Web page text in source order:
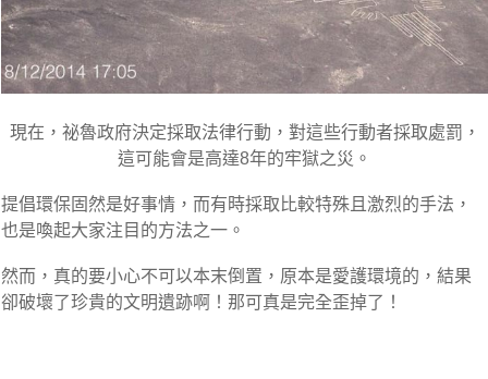
現在，祕魯政府決定採取法律行動，對這些行動者採取處罰，
這可能會是高達8年的牢獄之災。
提倡環保固然是好事情，而有時採取比較特殊且激烈的手法，
也是喚起大家注目的方法之一。
然而，真的要小心不可以本末倒置，原本是愛護環境的，結果
卻破壞了珍貴的文明遺跡啊！那可真是完全歪掉了！